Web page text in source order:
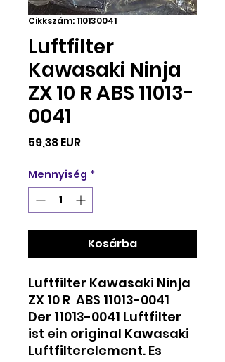
Cikkszám: 110130041
Luftfilter
Kawasaki Ninja
ZX 10 R ABS 11013-
0041
59,38 EURÁr
Mennyiség *
Kosárba
Luftfilter Kawasaki Ninja
ZX 10 R ABS 11013-0041
Der 11013-0041 Luftfilter
ist ein original Kawasaki
Luftfilterelement. Es